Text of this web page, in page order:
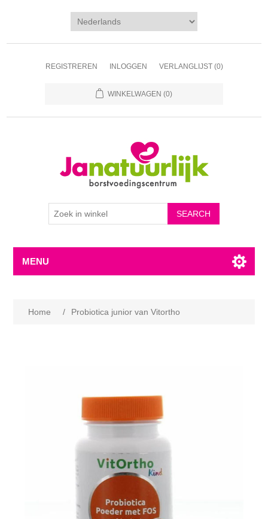
REGISTREREN INLOGGEN VERLANGLIJST (0)
WINKELWAGEN (0)
MENU
Home / Probiotica junior van Vitortho